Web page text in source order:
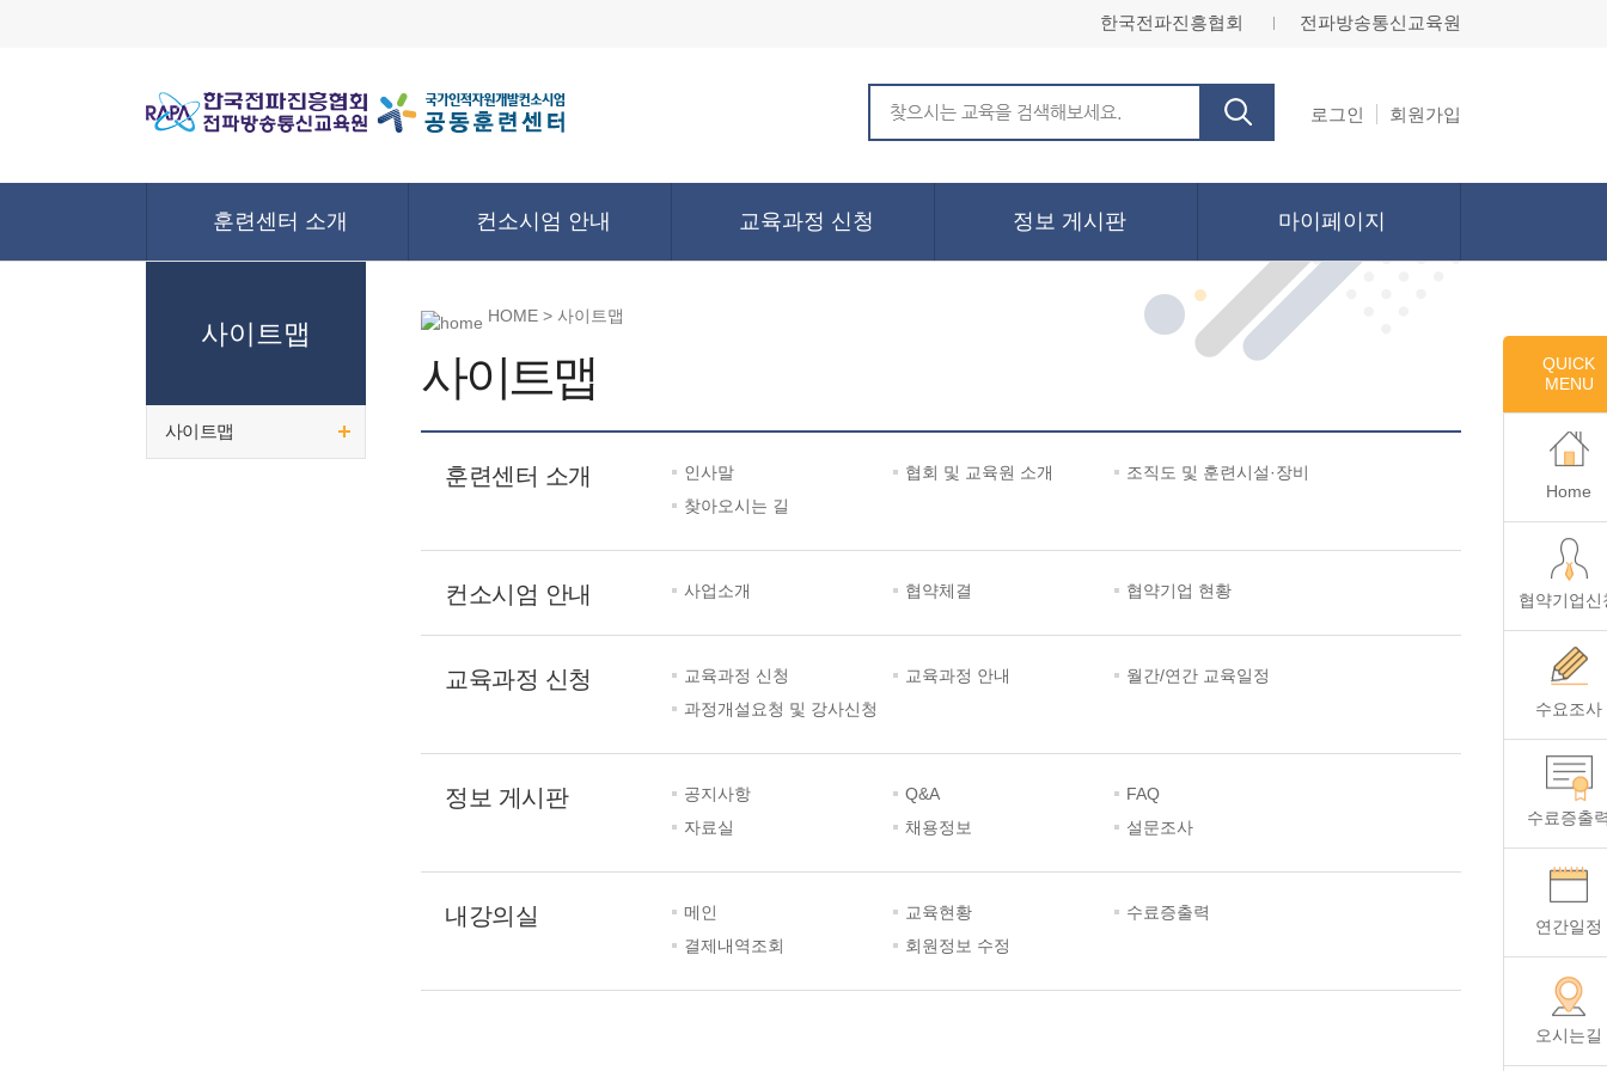
한국전파진흥협회 전파방송통신교육원
로그인 회원가입
QUICK
MENU
Home
협약기업신
수요조사
수료증출
연간일정
오시는길
훈련센터 소개 컨소시엄 안내 교육과정 신청 정보 게시판 마이페이지
사이트맵
사이트맵
HOME > 사이트맵
사이트맵
훈련센터 소개 인사말 협회 및 교육원 소개
조직도 및 훈련시설·장비
찾아오시는 길
컨소시엄 안내 사업소개 협약체결 협약기업 현황
교육과정 신청 교육과정 신청 교육과정 안내
월간/연간 교육일정
과정개설요청 및 강사신청
정보 게시판 공지사항 Q&A
FAQ
자료실
채용정보 설문조사
내강의실 메인 교육현황
수료증출력
결제내역조회
회원정보 수정